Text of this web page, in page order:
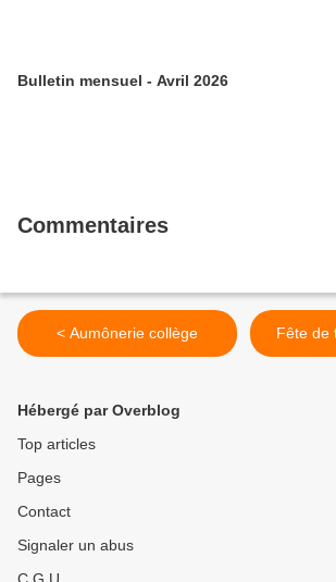
Bulletin mensuel - Avril 2026
Commentaires
< Aumônerie collège
Hébergé par Overblog
Top articles
Pages
Contact
Signaler un abus